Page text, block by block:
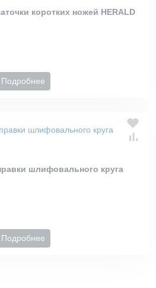
коротких ножей HERALD
Подробнее
шлифовального круга
Подробнее